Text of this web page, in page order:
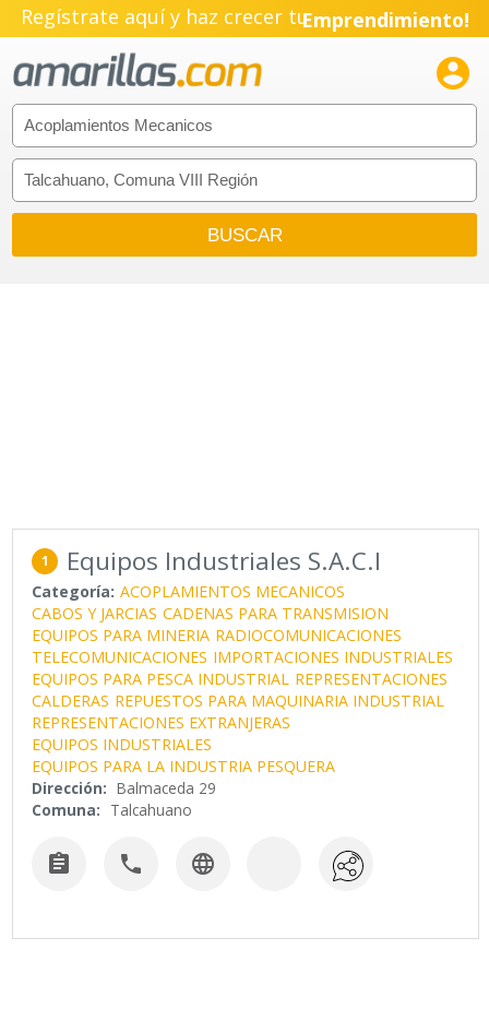
Regístrate aquí y haz crecer tuEmprendimiento!

1 Equipos Industriales S.A.C.I
Categoría: ACOPLAMIENTOS MECANICOS
CABOS Y JARCIAS CADENAS PARA TRANSMISION
EQUIPOS PARA MINERIA RADIOCOMUNICACIONES
TELECOMUNICACIONES IMPORTACIONES INDUSTRIALES
EQUIPOS PARA PESCA INDUSTRIAL REPRESENTACIONES
CALDERAS REPUESTOS PARA MAQUINARIA INDUSTRIAL
REPRESENTACIONES EXTRANJERAS
EQUIPOS INDUSTRIALES
EQUIPOS PARA LA INDUSTRIA PESQUERA
Dirección: Balmaceda 29
Comuna: Talcahuano
  